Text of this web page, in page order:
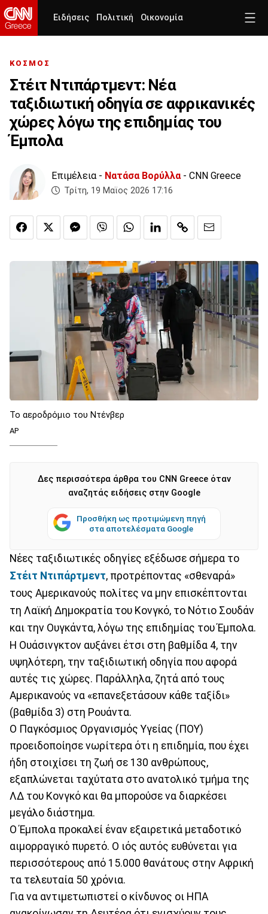
Ειδήσεις Πολιτική Οικονομία
ΚΟΣΜΟΣ
Στέιτ Ντιπάρτμεντ: Νέα
ταξιδιωτική οδηγία σε αφρικανικές
χώρες λόγω της επιδημίας του
Έμπολα
Επιμέλεια - Νατάσα Βορύλλα- CNN Greece
Τρίτη, 19 Μαϊος 2026 17:16
Το αεροδρόμιο του Ντένβερ
AP
Δες περισσότερα άρθρα του CNN Greece όταν
αναζητάς ειδήσεις στην Google
Προσθήκη ως προτιμώμενη πηγή
στα αποτελέσματα Google
Νέες ταξιδιωτικές οδηγίες εξέδωσε σήμερα το
Στέιτ Ντιπάρτμεντ, προτρέποντας «σθεναρά»
τους Αμερικανούς πολίτες να μην επισκέπτονται
τη Λαϊκή Δημοκρατία του Κονγκό, το Νότιο Σουδάν
και την Ουγκάντα, λόγω της επιδημίας του Έμπολα.
Η Ουάσινγκτον αυξάνει έτσι στη βαθμίδα 4, την
υψηλότερη, την ταξιδιωτική οδηγία που αφορά
αυτές τις χώρες. Παράλληλα, ζητά από τους
Αμερικανούς να «επανεξετάσουν κάθε ταξίδι»
(βαθμίδα 3) στη Ρουάντα.
Ο Παγκόσμιος Οργανισμός Υγείας (ΠΟΥ)
προειδοποίησε νωρίτερα ότι η επιδημία, που έχει
ήδη στοιχίσει τη ζωή σε 130 ανθρώπους,
εξαπλώνεται ταχύτατα στο ανατολικό τμήμα της
ΛΔ του Κονγκό και θα μπορούσε να διαρκέσει
μεγάλο διάστημα.
Ο Έμπολα προκαλεί έναν εξαιρετικά μεταδοτικό
αιμορραγικό πυρετό. Ο ιός αυτός ευθύνεται για
περισσότερους από 15.000 θανάτους στην Αφρική
τα τελευταία 50 χρόνια.
Για να αντιμετωπιστεί ο κίνδυνος οι ΗΠΑ